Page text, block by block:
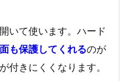
いて使います。ハード
も保護してくれるのが
付きにくくなります。